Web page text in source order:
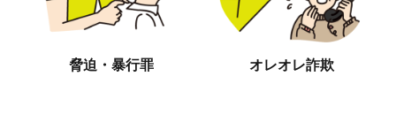
脅迫・暴行罪 オレオレ詐欺